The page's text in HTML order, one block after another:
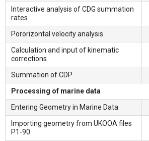
Interactive analysis of CDG summation
rates
Pororizontal velocity analysis
Calculation and input of kinematic
corrections
Summation of CDP
Processing of marine data
Entering Geometry in Marine Data
Importing geometry from UKOOA files
P1-90